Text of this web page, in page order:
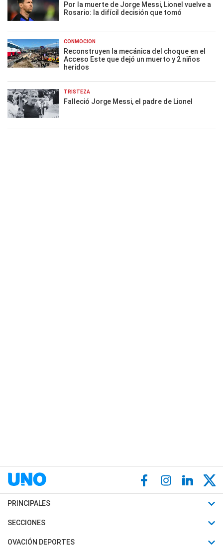
Por la muerte de Jorge Messi, Lionel vuelve a
Rosario: la difícil decisión que tomó
CONMOCIÓN
Reconstruyen la mecánica del choque en el
Acceso Este que dejó un muerto y 2 niños
heridos
TRISTEZA
Falleció Jorge Messi, el padre de Lionel
PRINCIPALES
Últimas Noticias
Política
SECCIONES
Horóscopo
OVACIÓN DEPORTES